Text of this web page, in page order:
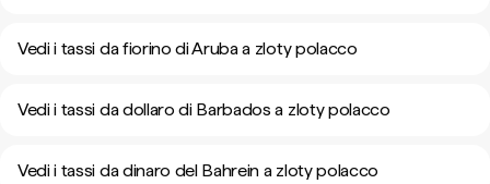
Vedi i tassi da fiorino di Aruba a zloty polacco
Vedi i tassi da dollaro di Barbados a zloty polacco
Vedi i tassi da dinaro del Bahrein a zloty polacco